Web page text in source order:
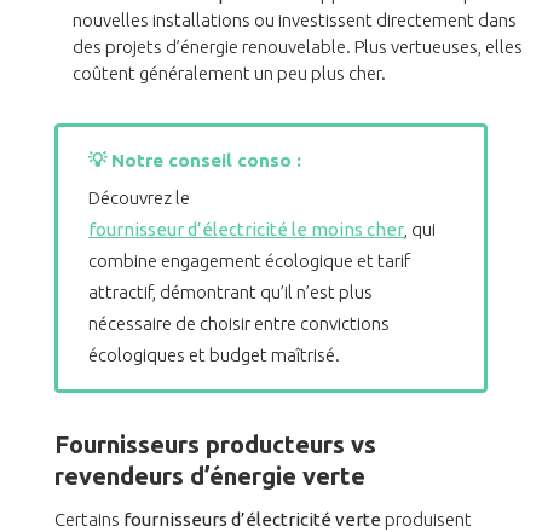
nouvelles installations ou investissent directement dans
des projets d’énergie renouvelable. Plus vertueuses, elles
coûtent généralement un peu plus cher.
💡 Notre conseil conso :
Découvrez le
fournisseur d’électricité le moins cher , qui
combine engagement écologique et tarif
attractif, démontrant qu’il n’est plus
nécessaire de choisir entre convictions
écologiques et budget maîtrisé.
Fournisseurs producteurs vs
revendeurs d’énergie verte
Certains fournisseurs d’électricité verte produisent